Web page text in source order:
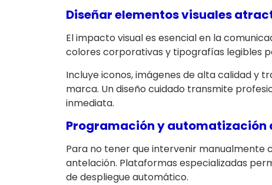
Diseñar elementos visuales
El impacto visual es esencial en la
colores corporativas y tipografías legibles
Incluye iconos, imágenes de alta calidad y
marca. Un diseño cuidado transmite
inmediata.
Programación y automatización
Para no tener que intervenir manualmente
antelación. Plataformas especializadas
de despliegue automático.